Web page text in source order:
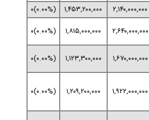
۲,۱۴۰,۰۰۰,۰۰۰ ۱,۴۵۳,۲۰۰,۰۰۰
(۰.۰۰%)۰
۲,۶۴۰,۰۰۰,۰۰۰ ۱,۸۱۵,۰۰۰,۰۰۰
(۰.۰۰%)۰
۱,۶۷۰,۰۰۰,۰۰۰ ۱,۱۲۳,۳۰۰,۰۰۰
(۰.۰۰%)۰
۱,۹۲۲,۰۰۰,۰۰۰ ۱,۲۰۹,۲۰۰,۰۰۰ (۰.۰۰%)۰